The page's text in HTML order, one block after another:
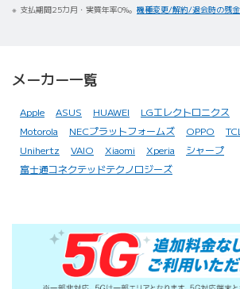
支払期間25カ月・実質年率0%。 機種変更/解約/退会時の残
メーカー一覧
Apple ASUS HUAWEI LGエレクトロニクス
Motorola
NECプラットフォームズ OPPO
Unihertz
VAIO Xiaomi Xperia
シャープ
富士通コネクテッドテクノロジーズ